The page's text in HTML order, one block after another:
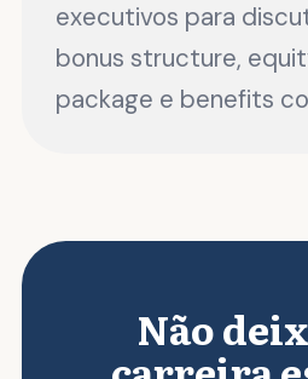
executivos para
bonus structure,
package e benefits
Não